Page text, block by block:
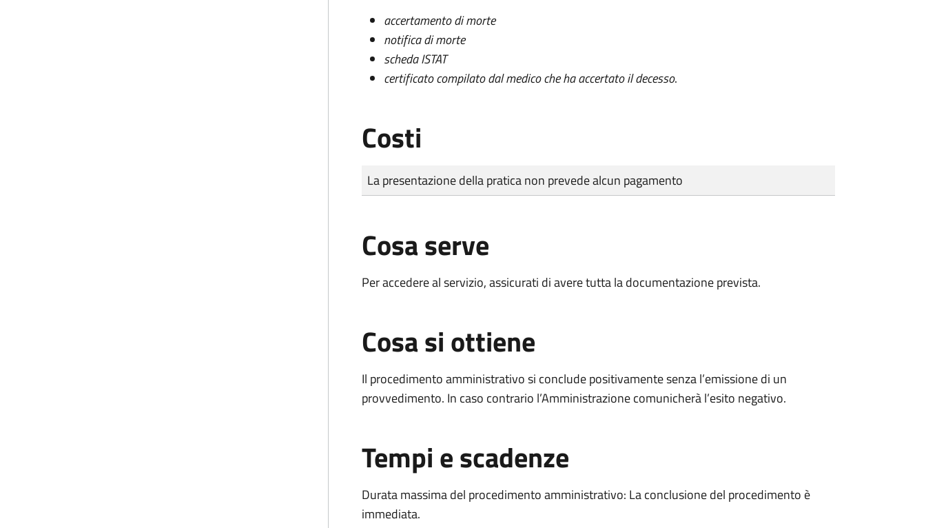
accertamento di morte
notifica di morte
scheda ISTAT
certificato compilato dal medico che ha accertato il decesso.
Costi
Tipo di pagamento
Importo
La presentazione della pratica non prevede alcun pagamento
Cosa serve
Per accedere al servizio, assicurati di avere tutta la documentazione prevista.
Cosa si ottiene
Il procedimento amministrativo si conclude positivamente senza l’emissione di un
provvedimento. In caso contrario l’Amministrazione comunicherà l’esito negativo.
Tempi e scadenze
Durata massima del procedimento amministrativo: La conclusione del procedimento è
immediata.